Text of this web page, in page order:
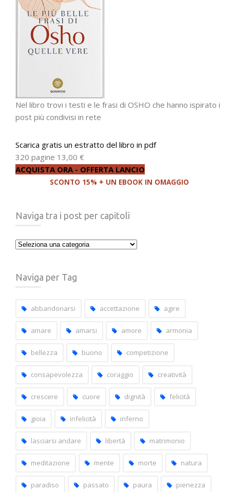
Nel libro trovi i testi e le frasi di OSHO che hanno ispirato i
post più condivisi in rete
Scarica gratis un estratto del libro in pdf
320 pagine 13,00 €
ACQUISTA ORA - OFFERTA LANCIO
SCONTO 15% + UN EBOOK IN OMAGGIO
Naviga tra i post per capitoli
Naviga
post
capitoli
Naviga per Tag
abbandonarsi accettazione agire
amare amarsi amore armonia
bellezza buono competizione
consapevolezza coraggio creatività
crescere cuore dignità felicità
gioia infelicità inferno
lasciarsi andare libertà matrimonio
meditazione mente morte natura
paradiso passato paura pienezza